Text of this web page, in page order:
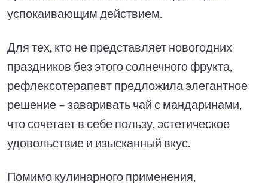
успокаивающим действием.
Для тех, кто не представляет новогодних
праздников без этого солнечного фрукта,
рефлексотерапевт предложила элегантное
решение – заваривать чай с мандаринами,
что сочетает в себе пользу, эстетическое
удовольствие и изысканный вкус.
Помимо кулинарного применения,